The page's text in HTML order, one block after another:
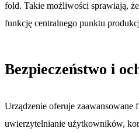
fold. Takie możliwości sprawiają,
funkcję centralnego punktu
Bezpieczeństwo i
Urządzenie oferuje zaawansowane
uwierzytelnianie użytkowników,